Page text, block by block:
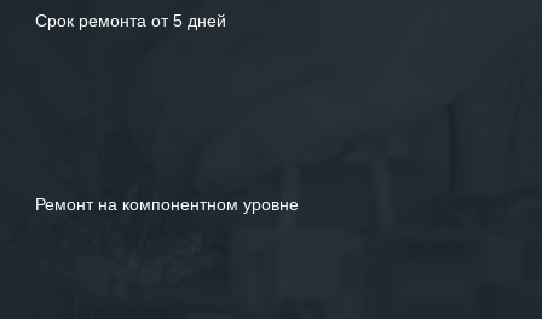
Срок ремонта от 5 дней
Ремонт на компонентном уровне